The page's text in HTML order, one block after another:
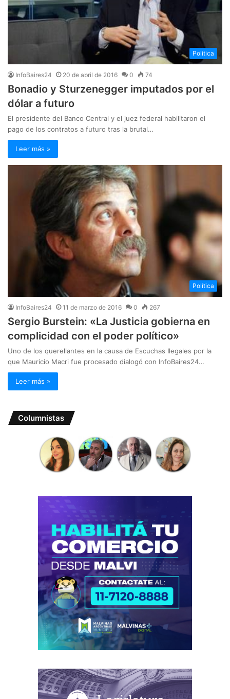
Política
InfoBaires24 20 de abril de 2016 0 74
Bonadio y Sturzenegger imputados por el
dólar a futuro
El presidente del Banco Central y el juez federal habilitaron el
pago de los contratos a futuro tras la brutal…
Leer más »
Política
InfoBaires24 11 de marzo de 2016 0 267
Sergio Burstein: «La Justicia gobierna en
complicidad con el poder político»
Uno de los querellantes en la causa de Escuchas Ilegales por la
que Mauricio Macri fue procesado dialogó con InfoBaires24…
Leer más »
Columnistas